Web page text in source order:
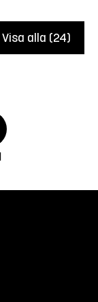
Visa alla (24)